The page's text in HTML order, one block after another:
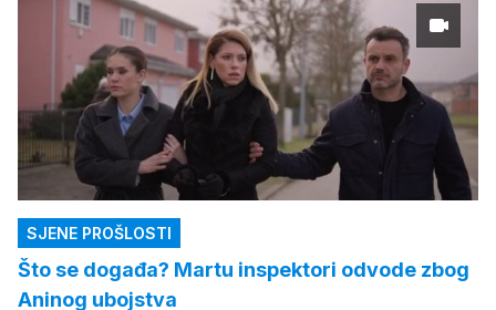
SJENE PROŠLOSTI
Što se događa? Martu inspektori odvode zbog
Aninog ubojstva